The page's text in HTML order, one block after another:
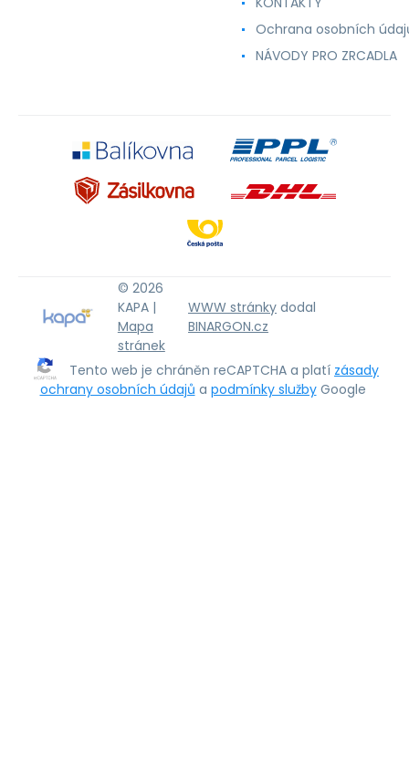
Ochrana osobních
NÁVODY PRO ZRCADLA
© 2026
KAPA |
Mapa
stránek
WWW stránky dodal
BINARGON.cz
Tento web je chráněn reCAPTCHA a platí zásady
ochrany osobních údajů a podmínky služby Google